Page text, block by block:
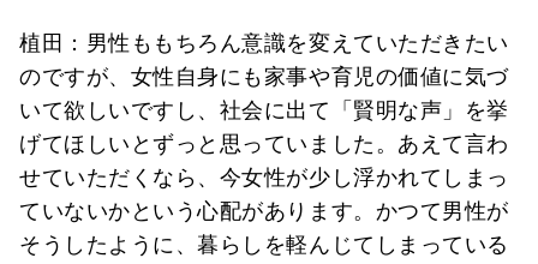
植田：男性ももちろん意識を変えていただきたい
のですが、女性自身にも家事や育児の価値に気づ
いて欲しいですし、社会に出て「賢明な声」を挙
げてほしいとずっと思っていました。あえて言わ
せていただくなら、今女性が少し浮かれてしまっ
ていないかという心配があります。かつて男性が
そうしたように、暮らしを軽んじてしまっている